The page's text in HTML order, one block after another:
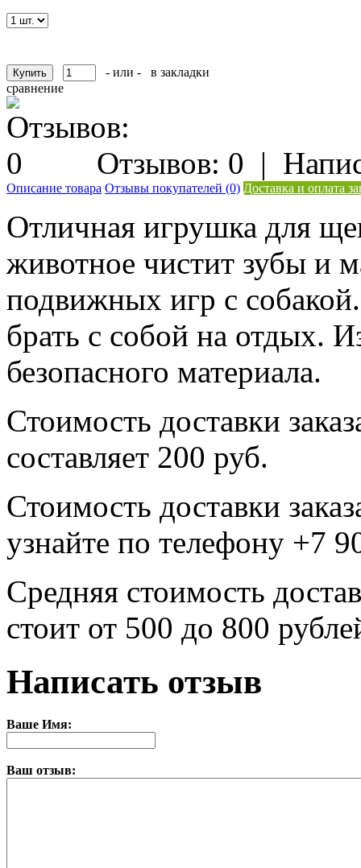
- или -
в закладки
сравнение
Отзывов: 0 |
Описание товара Отзывы покупателей (0) Доставка и оплата
Отличная игрушка для
животное чистит зубы и
подвижных игр с
брать с собой на отдых.
безопасного материала.
Стоимость доставки
составляет 200 руб.
Стоимость доставки
узнайте по телефону +7
Средняя стоимость
стоит от 500 до 800
Написать отзыв
Ваше Имя:
Ваш отзыв: